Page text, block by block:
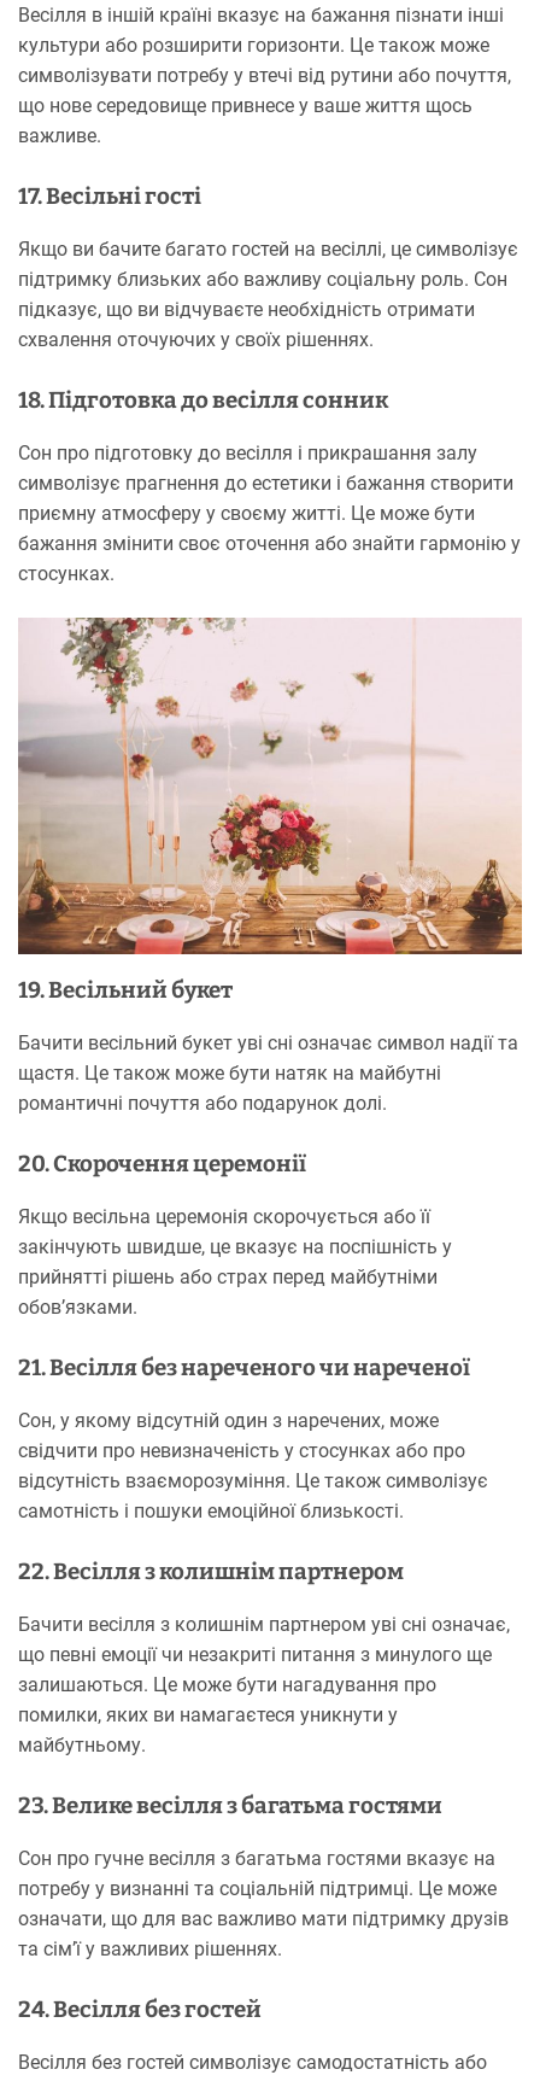
Весілля в іншій країні вказує на бажання пізнати інші
культури або розширити горизонти. Це також може
символізувати потребу у втечі від рутини або почуття,
що нове середовище привнесе у ваше життя щось
важливе.
17. Весільні гості
Якщо ви бачите багато гостей на весіллі, це символізує
підтримку близьких або важливу соціальну роль. Сон
підказує, що ви відчуваєте необхідність отримати
схвалення оточуючих у своїх рішеннях.
18. Підготовка до весілля сонник
Сон про підготовку до весілля і прикрашання залу
символізує прагнення до естетики і бажання створити
приємну атмосферу у своєму житті. Це може бути
бажання змінити своє оточення або знайти гармонію у
стосунках.
19. Весільний букет
Бачити весільний букет уві сні означає символ надії та
щастя. Це також може бути натяк на майбутні
романтичні почуття або подарунок долі.
20. Скорочення церемонії
Якщо весільна церемонія скорочується або її
закінчують швидше, це вказує на поспішність у
прийнятті рішень або страх перед майбутніми
обов’язками.
21. Весілля без нареченого чи нареченої
Сон, у якому відсутній один з наречених, може
свідчити про невизначеність у стосунках або про
відсутність взаєморозуміння. Це також символізує
самотність і пошуки емоційної близькості.
22. Весілля з колишнім партнером
Бачити весілля з колишнім партнером уві сні означає,
що певні емоції чи незакриті питання з минулого ще
залишаються. Це може бути нагадування про
помилки, яких ви намагаєтеся уникнути у
майбутньому.
23. Велике весілля з багатьма гостями
Сон про гучне весілля з багатьма гостями вказує на
потребу у визнанні та соціальній підтримці. Це може
означати, що для вас важливо мати підтримку друзів
та сім’ї у важливих рішеннях.
24. Весілля без гостей
Весілля без гостей символізує самодостатність або